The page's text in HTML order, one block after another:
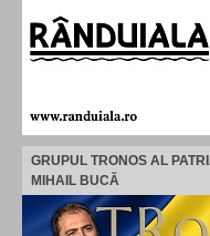
GRUPUL TRONOS AL
MIHAIL BUCĂ